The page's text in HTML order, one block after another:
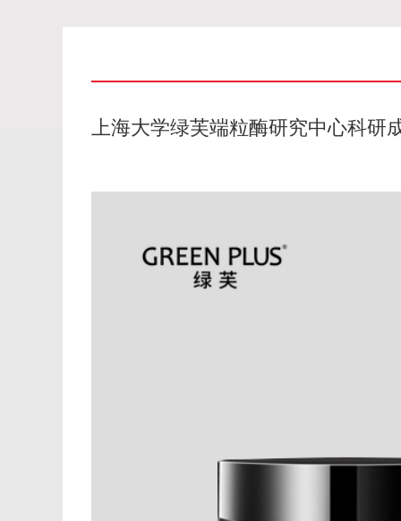
上海大学绿芙端粒酶研究中心科研